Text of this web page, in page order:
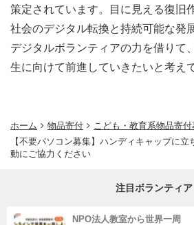
策定されています。目に見える復旧
社会のデジタル転換と持続可能な発
デジタルボランティアの力を借りて
生に向けて前進していきたいと考え
ホーム 物品寄付
こども・教育系物品寄付
【不要パソコン募集】ハンディキャップに
動にご協力ください
注目ボランティア
NPO法人教室から世界一周